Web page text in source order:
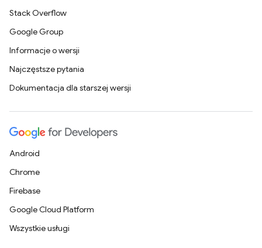
Stack Overflow
Google Group
Informacje o wersji
Najczęstsze pytania
Dokumentacja dla starszej wersji
Android
Chrome
Firebase
Google Cloud Platform
Wszystkie usługi